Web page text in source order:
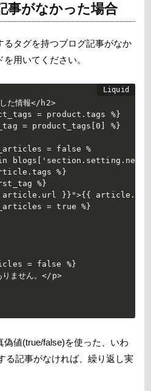
事がなかった場合
るタグを持つブログ記事がなか
用いてください。
た情報</h2>
= product.tags %}
= product_tags[0] %}
= false %
%}
%}
article.url }}">{{
= true %}
= false %}
りません。</p>
値(true/false)を使った、いわ
る記事がなければ、繰り返し実